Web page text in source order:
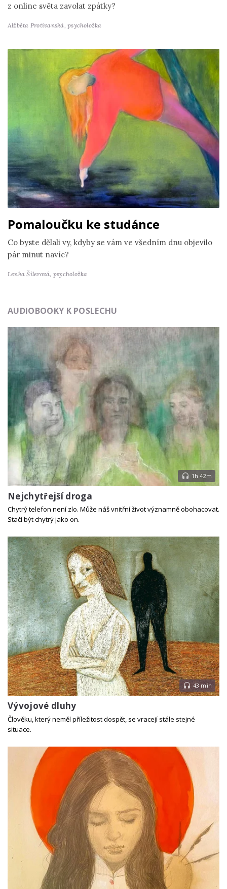
z online světa zavolat zpátky?
Alžběta Protivanská,psycholožka
Pomaloučku ke studánce
Co byste dělali vy, kdyby se vám ve všedním dnu objevilo
pár minut navíc?
Lenka Šilerová, psycholožka
AUDIOBOOKY K POSLECHU
1h 42m
Nejchytřejší droga
Chytrý telefon není zlo. Může náš vnitřní život významně obohacovat.
Stačí být chytrý jako on.
43 min
Vývojové dluhy
Člověku, který neměl příležitost dospět, se vracejí stále stejné
situace.